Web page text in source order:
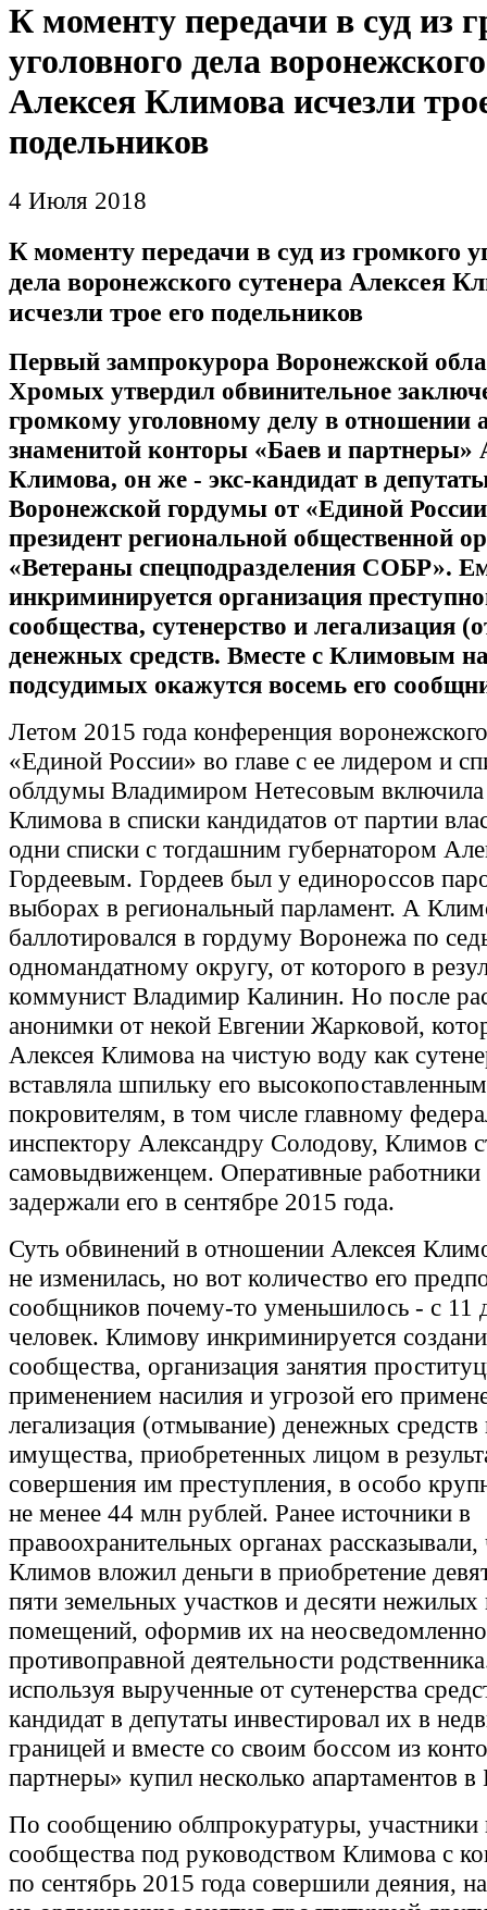
К моменту передачи в суд из
уголовного дела
Алексея Климова исчезли
подельников
4 Июля 2018
К моменту передачи в суд из громкого
дела воронежского сутенера Алексея
исчезли трое его подельников
Первый зампрокурора Воронежской
Хромых утвердил обвинительное
громкому уголовному делу в отношении
знаменитой конторы «Баев и партнеры»
Климова, он же - экс-кандидат в
Воронежской гордумы от «Единой
президент региональной общественной
«Ветераны спецподразделения СОБР».
инкриминируется организация
сообщества, сутенерство и легализация
денежных средств. Вместе с Климовым
подсудимых окажутся восемь его
Летом 2015 года конференция
«Единой России» во главе с ее лидером и
облдумы Владимиром Нетесовым включила
Климова в списки кандидатов от партии
одни списки с тогдашним губернатором
Гордеевым. Гордеев был у единороссов
выборах в региональный парламент. А
баллотировался в гордуму Воронежа по
одномандатному округу, от которого в
коммунист Владимир Калинин. Но после
анонимки от некой Евгении Жарковой,
Алексея Климова на чистую воду как
вставляла шпильку его высокопоставленным
покровителям, в том числе главному
инспектору Александру Солодову, Климов
самовыдвиженцем. Оперативные
задержали его в сентябре 2015 года.
Суть обвинений в отношении Алексея
не изменилась, но вот количество его
сообщников почему-то уменьшилось - с 11
человек. Климову инкриминируется
сообщества, организация занятия
применением насилия и угрозой его
легализация (отмывание) денежных средств
имущества, приобретенных лицом в
совершения им преступления, в особо
не менее 44 млн рублей. Ранее источники в
правоохранительных органах
Климов вложил деньги в приобретение
пяти земельных участков и десяти
помещений, оформив их на
противоправной деятельности
используя вырученные от сутенерства
кандидат в депутаты инвестировал их в
границей и вместе со своим боссом из
партнеры» купил несколько апартаментов в
По сообщению облпрокуратуры, участники
сообщества под руководством Климова с
по сентябрь 2015 года совершили деяния,